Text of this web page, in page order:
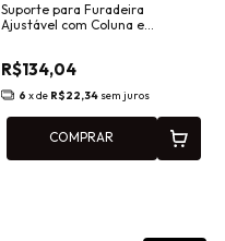
Suporte para Furadeira
Ajustável com Coluna e
R$134,04
6 x de R$22,34 sem juros
COMPRAR